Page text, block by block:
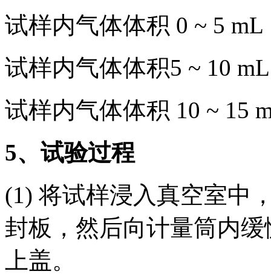
试样内气体体积 0 ~ 5
试样内气体体积5 ~ 10
试样内气体体积 10 ~ 15
5、试验过程
(1) 将试样浸入真空室中
封板，然后向计量筒内
上盖。